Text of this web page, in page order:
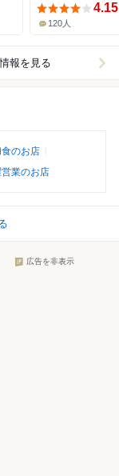
4.15
120人
報を見る
のお店
業のお店
広告を非表示